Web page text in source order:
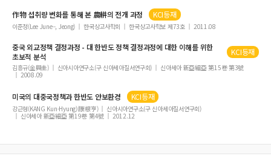
作物 섭취량 변화를 통해 본 農耕의 전개 과정 KCI등재
이준정(Lee June–, Jeong) 한국상고사학회 한국상고사학보 제73호 2011.08
중국 외교정책 결정과정 - 대한반도정책 결정과정에 대한 이해를 위한
초보적 분석
KCI등재
김흥규(金興圭) 신아시아연구소(구 신아세아질서연구회)
신아세아 新亞細亞 第15卷 第3號
2008.09
미국의 대중국정책과한반도안보환경 KCI등재
강근형(KANG Kun-Hyung)(康根亨)
신아시아연구소(구 신아세아질서연구회)
신아세아 新亞細亞 第19卷 第4號
2012.12